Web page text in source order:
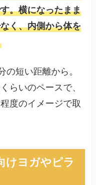
。横になったまま
く、内側から体を
の短い距離から。
らいのペースで、
度のイメージで取
けヨガやピラ